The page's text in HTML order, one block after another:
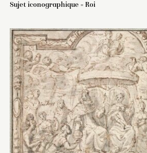
Sujet iconographique = Roi